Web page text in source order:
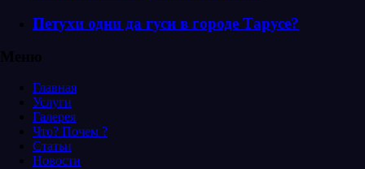
Петухи одни да гуси в городе Тарусе?
Меню
Главная
Услуги
Галерея
Что? Почем ?
Статьи
Новости